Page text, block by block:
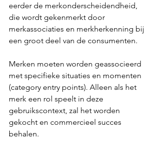
eerder de merkonderscheidendheid,
die wordt gekenmerkt door
merkassociaties en merkherkenning bij
een groot deel van de consumenten.
Merken moeten worden geassocieerd
met specifieke situaties en momenten
(category entry points). Alleen als het
merk een rol speelt in deze
gebruikscontext, zal het worden
gekocht en commercieel succes
behalen.